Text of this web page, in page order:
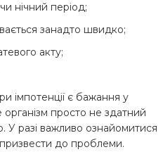
чи нічний період;
занадто швидко;
акту;
імпотенції є бажання у
просто не здатний
У разі важливо ознайомитися
до проблеми.